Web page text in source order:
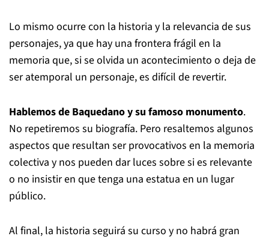
Lo mismo ocurre con la historia y la relevancia de sus
personajes, ya que hay una frontera frágil en la
memoria que, si se olvida un acontecimiento o deja de
ser atemporal un personaje, es difícil de revertir.
Hablemos de Baquedano y su famoso monumento.
No repetiremos su biografía. Pero resaltemos algunos
aspectos que resultan ser provocativos en la memoria
colectiva y nos pueden dar luces sobre si es relevante
o no insistir en que tenga una estatua en un lugar
público.
Al final, la historia seguirá su curso y no habrá gran